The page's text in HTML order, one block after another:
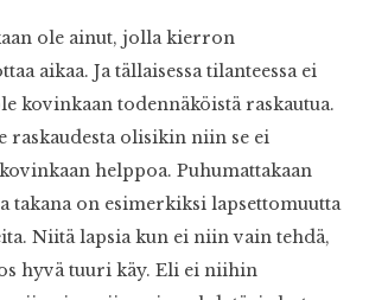
ole ainut, jolla kierron
aikaa. Ja tällaisessa tilanteessa ei
kovinkaan todennäköistä raskautua.
raskaudesta olisikin niin se ei
helppoa. Puhumattakaan
takana on esimerkiksi lapsettomuutta
Niitä lapsia kun ei niin vain tehdä,
hyvä tuuri käy. Eli ei niihin